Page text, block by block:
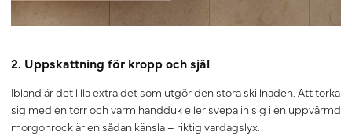
2. Uppskattning för kropp och själ
Ibland är det lilla extra det som utgör den stora skillnaden. Att torka
sig med en torr och varm handduk eller svepa in sig i en uppvärmd
morgonrock är en sådan känsla – riktig vardagslyx.